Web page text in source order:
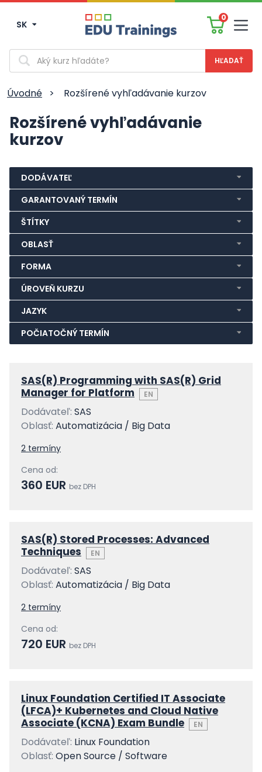
SK
0
Vyhľadávanie
Úvodné > Rozšírené vyhľadávanie kurzov
Rozšírené vyhľadávanie
kurzov
DODÁVATEĽ
GARANTOVANÝ TERMÍN
ŠTÍTKY
OBLASŤ
FORMA
ÚROVEŇ KURZU
JAZYK
POČIATOČNÝ TERMÍN
SAS(R) Programming with SAS(R) Grid
Manager for Platform
EN
Dodávateľ: SAS
Oblasť: Automatizácia / Big Data
2 termíny
Cena od:
360 EUR bez DPH
SAS(R) Stored Processes: Advanced
Techniques
EN
Dodávateľ: SAS
Oblasť: Automatizácia / Big Data
2 termíny
Cena od:
720 EUR bez DPH
Linux Foundation Certified IT Associate
(LFCA)+ Kubernetes and Cloud Native
Associate (KCNA) Exam Bundle
EN
Dodávateľ: Linux Foundation
Oblasť: Open Source / Software